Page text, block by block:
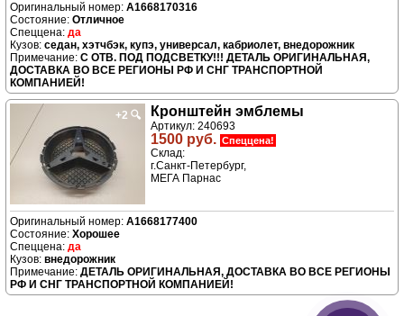
A1668170316
Отличное
да
седан, хэтчбэк, купэ, универсал, кабриолет, внедорожник
С ОТВ. ПОД ПОДСВЕТКУ!!! ДЕТАЛЬ ОРИГИНАЛЬНАЯ,
ДОСТАВКА ВО ВСЕ РЕГИОНЫ РФ И СНГ ТРАНСПОРТНОЙ
КОМПАНИЕЙ!
+2 🔍 Кронштейн эмблемы
Артикул: 240693
1500 руб. Спеццена!
Склад:
г.Санкт-Петербург,
МЕГА Парнас
A1668177400
Хорошее
да
внедорожник
ДЕТАЛЬ ОРИГИНАЛЬНАЯ, ДОСТАВКА ВО ВСЕ РЕГИОНЫ
РФ И СНГ ТРАНСПОРТНОЙ КОМПАНИЕЙ!